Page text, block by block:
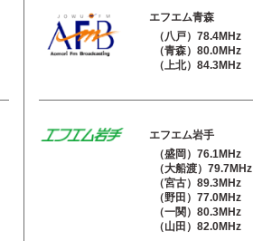
エフエム青森
（八戸）78.4MHz
（青森）80.0MHz
（上北）84.3MHz
エフエム岩手
（盛岡）76.1MHz
（大船渡）79.7MHz
（宮古）89.3MHz
（野田）77.0MHz
（一関）80.3MHz
（山田）82.0MHz